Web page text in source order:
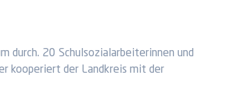
durch. 20 Schulsozialarbeiterinnen und
kooperiert der Landkreis mit der